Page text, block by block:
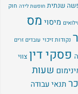
שנתית חופשת לידה חוק
מיסוימס
נקודות זיכוי עובדים זרים
פסקי דין צווי
שעות
תנאי עבודה